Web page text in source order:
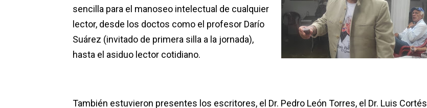
sencilla para el manoseo intelectual de cualquier
lector, desde los doctos como el profesor Darío
Suárez (invitado de primera silla a la jornada),
hasta el asiduo lector cotidiano.
También estuvieron presentes los escritores, el Dr. Pedro León Torres, el Dr. Luis Cortés